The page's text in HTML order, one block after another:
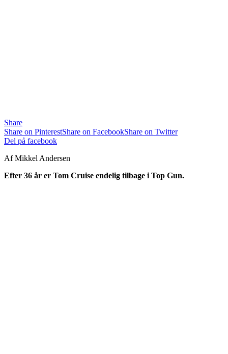
Share
Share on PinterestShare on FacebookShare on Twitter
Del på facebook
Af Mikkel Andersen
Efter 36 år er Tom Cruise endelig tilbage i Top Gun.